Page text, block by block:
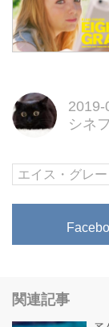
2019-
シネ
エイス・グレー
関連記事